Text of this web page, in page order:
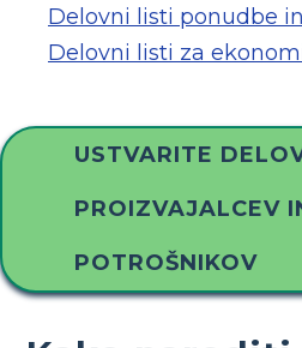
Delovni listi ponudbe
Delovni listi za
USTVARITE
PROIZVAJALCEV
POTROŠNIKOV